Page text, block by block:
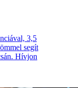
3,5
segít
Hívjon